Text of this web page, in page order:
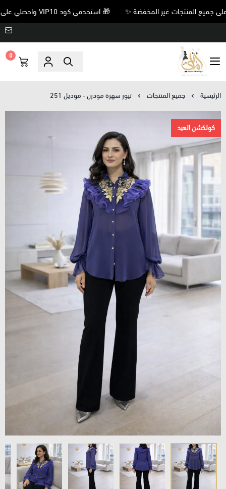
🎁 استخدمي كود VIP10 واحصلي على خصم 10% على جميع المنتجات غير المخفضة ✨
Amani’s Boutique
0
الرئيسية جميع المنتجات تيور سهرة مودرن - موديل 251
كولكشن العيد